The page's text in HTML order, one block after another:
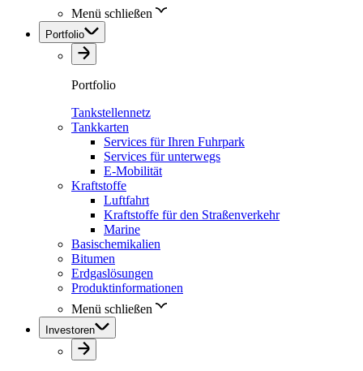
Menü schließen
Portfolio
Portfolio
Tankstellennetz
Tankkarten
Services für Ihren Fuhrpark
Services für unterwegs
E-Mobilität
Kraftstoffe
Luftfahrt
Kraftstoffe für den Straßenverkehr
Marine
Basischemikalien
Bitumen
Erdgaslösungen
Produktinformationen
Menü schließen
Investoren